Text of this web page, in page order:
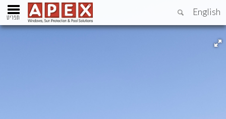
English
תפריט